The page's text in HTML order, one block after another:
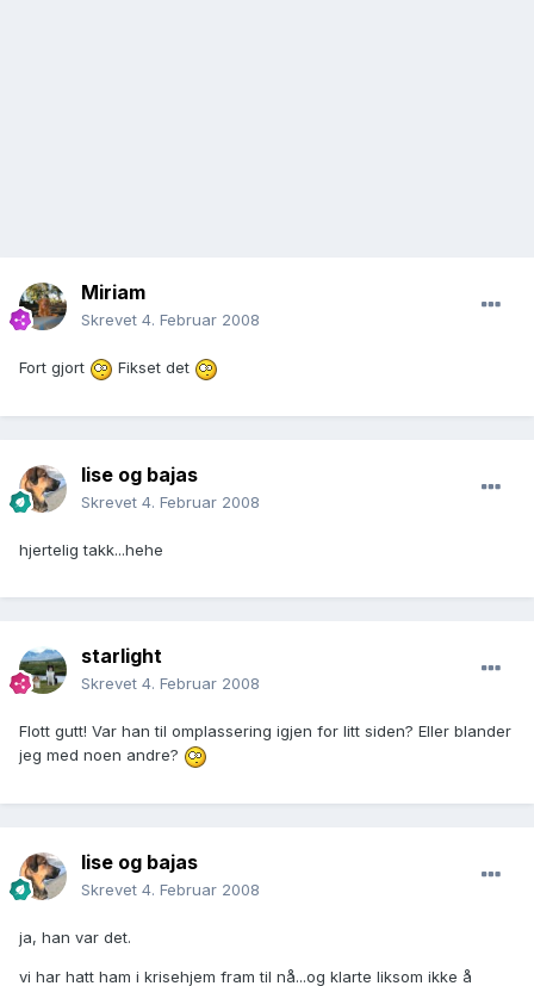
Miriam
Skrevet 4. Februar 2008
Fort gjort Fikset det
lise og bajas
Skrevet 4. Februar 2008
hjertelig takk...hehe
starlight
Skrevet 4. Februar 2008
Flott gutt! Var han til omplassering igjen for litt siden? Eller blander
jeg med noen andre?
lise og bajas
Skrevet 4. Februar 2008
ja, han var det.
vi har hatt ham i krisehjem fram til nå...og klarte liksom ikke å